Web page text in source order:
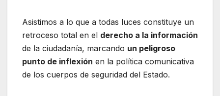
Asistimos a lo que a todas luces constituye un
retroceso total en el derecho a la información
de la ciudadanía, marcando un peligroso
punto de inflexión en la política comunicativa
de los cuerpos de seguridad del Estado.